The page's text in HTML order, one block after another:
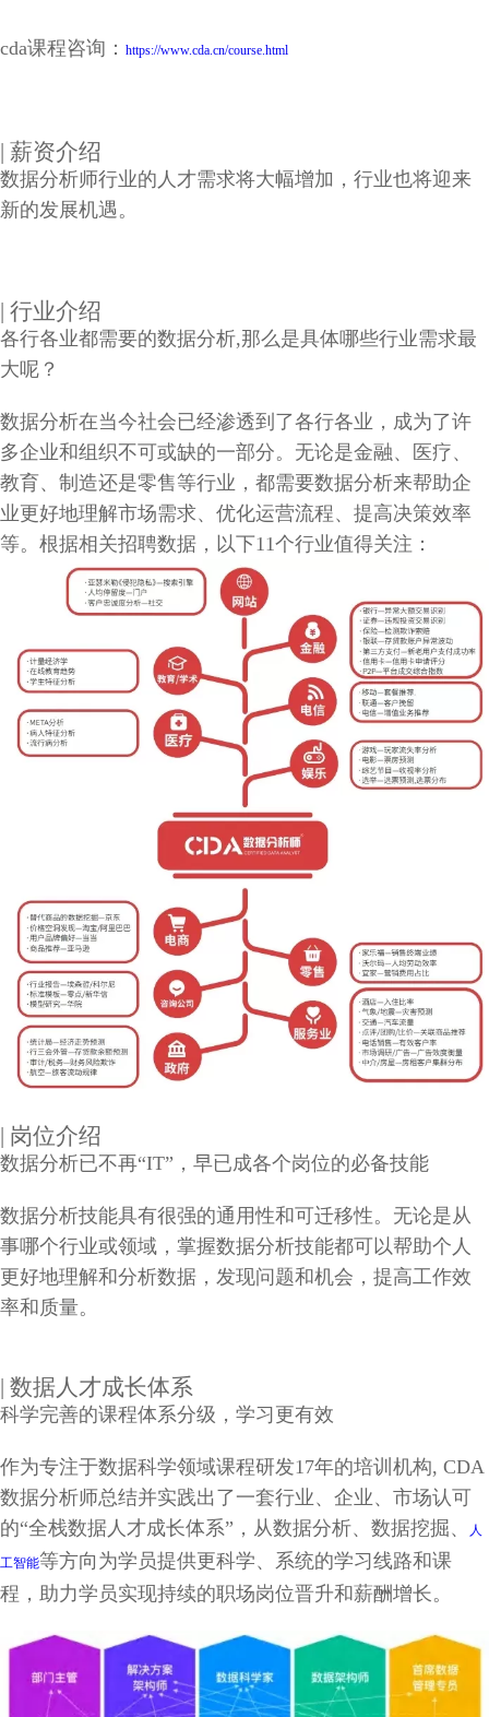
cda课程咨询： https://www.cda.cn/course.html
| 薪资介绍
数据分析师行业的人才需求将大幅增加，行业也将迎来
新的发展机遇。
| 行业介绍
各行各业都需要的数据分析,那么是具体哪些行业需求最
大呢？
数据分析在当今社会已经渗透到了各行各业，成为了许
多企业和组织不可或缺的一部分。无论是金融、医疗、
教育、制造还是零售等行业，都需要数据分析来帮助企
业更好地理解市场需求、优化运营流程、提高决策效率
等。根据相关招聘数据，以下11个行业值得关注：
| 岗位介绍
数据分析已不再“IT”，早已成各个岗位的必备技能
数据分析技能具有很强的通用性和可迁移性。无论是从
事哪个行业或领域，掌握数据分析技能都可以帮助个人
更好地理解和分析数据，发现问题和机会，提高工作效
率和质量。
| 数据人才成长体系
科学完善的课程体系分级，学习更有效
作为专注于数据科学领域课程研发17年的培训机构, CDA
数据分析师总结并实践出了一套行业、企业、市场认可
的“全栈数据人才成长体系”，从数据分析、数据挖掘、
人
工智能等方向为学员提供更科学、系统的学习线路和课
程，助力学员实现持续的职场岗位晋升和薪酬增长。